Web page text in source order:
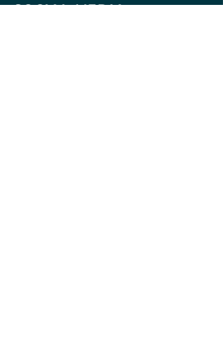
SOCIAL MEDIA